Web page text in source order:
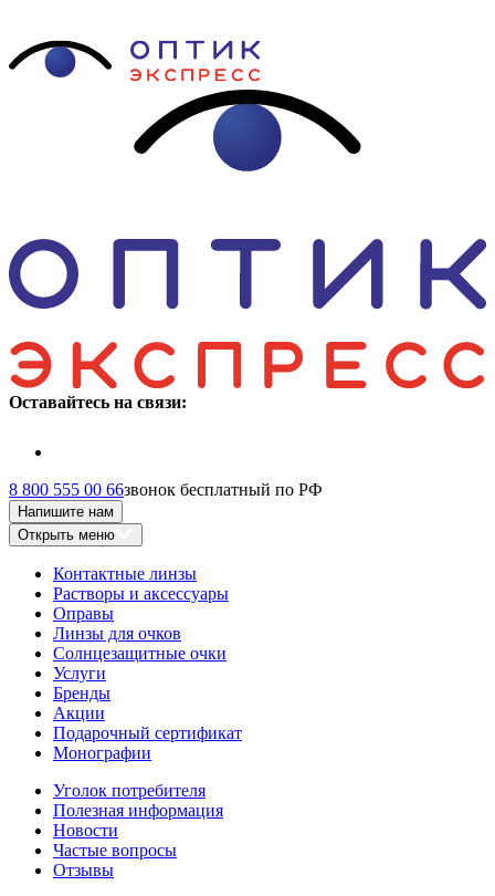
Оставайтесь на связи:
8 800 555 00 66звонок бесплатный по РФ
Напишите нам
Открыть меню
Контактные линзы
Растворы и аксессуары
Оправы
Линзы для очков
Солнцезащитные очки
Услуги
Бренды
Акции
Подарочный сертификат
Монографии
Уголок потребителя
Полезная информация
Новости
Частые вопросы
Отзывы